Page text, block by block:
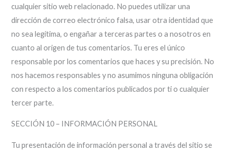
cualquier sitio web relacionado. No puedes utilizar una
dirección de correo electrónico falsa, usar otra identidad que
no sea legítima, o engañar a terceras partes o a nosotros en
cuanto al origen de tus comentarios. Tu eres el único
responsable por los comentarios que haces y su precisión. No
nos hacemos responsables y no asumimos ninguna obligación
con respecto a los comentarios publicados por ti o cualquier
tercer parte.
SECCIÓN 10 – INFORMACIÓN PERSONAL
Tu presentación de información personal a través del sitio se